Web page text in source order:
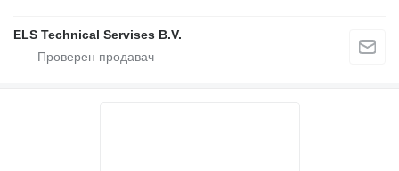
ELS Technical Servises B.V.